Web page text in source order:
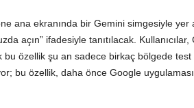
ana ekranında bir Gemini simgesiyle yer
açın” ifadesiyle tanıtılacak.
bu özellik şu an sadece birkaç bölgede
bu özellik, daha önce Google